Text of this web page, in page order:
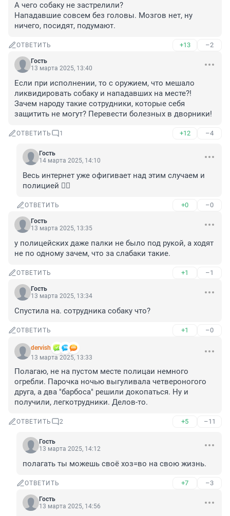
А чего собаку не застрелили?
Нападавшие совсем без головы. Мозгов нет, ну
ничего, посидят, подумают.
ОТВЕТИТЬ +13 –2
Гость
13 марта 2025, 13:40
Если при исполнении, то с оружием, что мешало
ликвидировать собаку и нападавших на месте?!
Зачем народу такие сотрудники, которые себя
защитить не могут? Перевести болезных в дворники!
ОТВЕТИТЬ 1 +12 –4
Гость
14 марта 2025, 14:10
Весь интернет уже офигивает над этим случаем и
полицией 🤦‍♂️
ОТВЕТИТЬ +0 –0
Гость
13 марта 2025, 13:35
у полицейских даже палки не было под рукой, а ходят
не по одному зачем, что за слабаки такие.
ОТВЕТИТЬ +1 –1
Гость
13 марта 2025, 13:34
Спустила на. сотрудника собаку что?
ОТВЕТИТЬ +1 –0
dervish
13 марта 2025, 13:33
Полагаю, не на пустом месте полицаи немного
огребли. Парочка ночью выгуливала четвероногого
друга, а два "барбоса" решили докопаться. Ну и
получили, легкотрудники. Делов-то.
ОТВЕТИТЬ 2 +5 –11
Гость
13 марта 2025, 14:12
полагать ты можешь своё хоз=во на свою жизнь.
ОТВЕТИТЬ +7 –3
Гость
13 марта 2025, 14:56